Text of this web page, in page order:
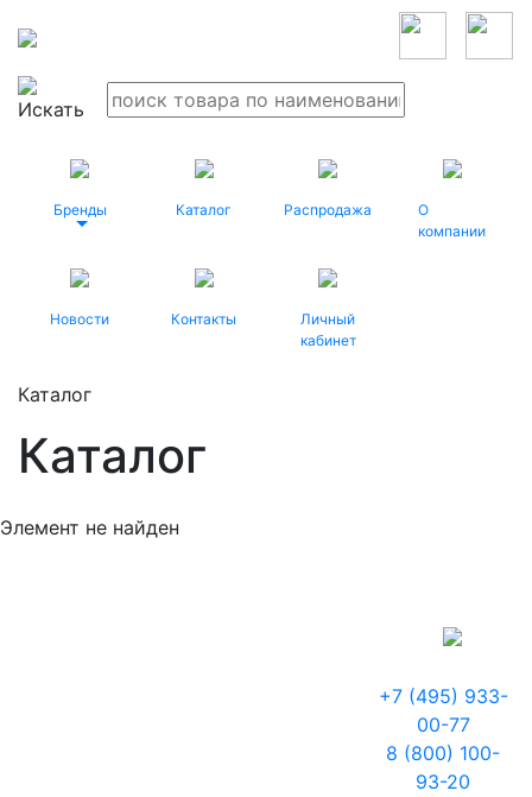
Бренды Каталог Распродажа
О
компании
Новости Контакты
Личный
кабинет
Каталог
Каталог
Элемент не найден
+7 (495) 933-
00-77
8 (800) 100-
93-20